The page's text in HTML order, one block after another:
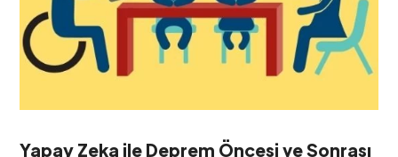
Yapay Zeka ile Deprem Öncesi ve Sonrası